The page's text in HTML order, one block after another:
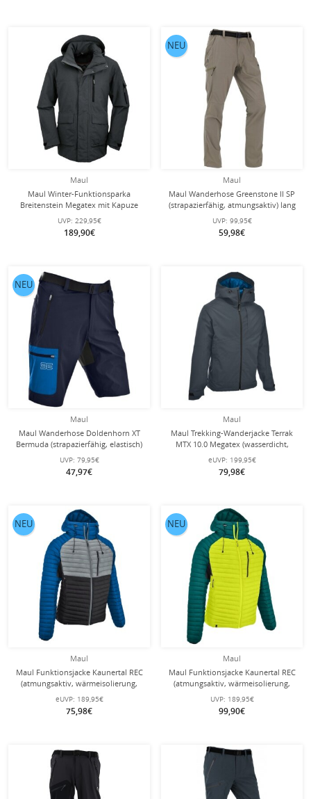
Maul
Maul Winter-Funktionsparka
Breitenstein Megatex mit Kapuze
dunkelgrau Herren
UVP: 229,95€
189,90€
Maul
Maul Wanderhose Greenstone II SP
(strapazierfähig, atmungsaktiv) lang
beigebraun Herren
UVP: 99,95€
59,98€
NEU
Maul
Maul Wanderhose Doldenhorn XT
Bermuda (strapazierfähig, elastisch)
kurz dunkelblau Herren
UVP: 79,95€
47,97€
NEU
Maul
Maul Trekking-Wanderjacke Terrak
MTX 10.0 Megatex (wasserdicht,
winddicht, atmungsaktiv)
dunkelgrau/blau Herren
eUVP: 199,95€
79,98€
Maul
Maul Funktionsjacke Kaunertal REC
(atmungsaktiv, wärmeisolierung,
wasserabweisend)
blau/grau/schwarz Herren
eUVP: 189,95€
75,98€
NEU
Maul
Maul Funktionsjacke Kaunertal REC
(atmungsaktiv, wärmeisolierung,
wasserabweisend) lime/petrolblau
Herren
UVP: 189,95€
99,90€
NEU